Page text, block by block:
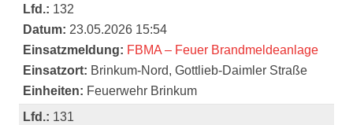
Lfd.: 132
Datum: 23.05.2026 15:54
Einsatzmeldung: FBMA – Feuer Brandmeldeanlage
Einsatzort: Brinkum-Nord, Gottlieb-Daimler Straße
Einheiten: Feuerwehr Brinkum
Lfd.: 131